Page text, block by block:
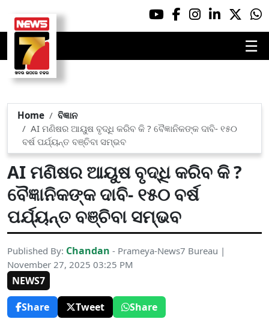
☰
Home
ବିଜ୍ଞାନ
AI ମଣିଷର ଆୟୁଷ ବୃଦ୍ଧି କରିବ କି ? ବୈଜ୍ଞାନିକଙ୍କ ଦାବି- ୧୫୦
ବର୍ଷ ପର୍ଯ୍ୟନ୍ତ ବଞ୍ଚିବା ସମ୍ଭବ
AI ମଣିଷର ଆୟୁଷ ବୃଦ୍ଧି କରିବ କି ?
ବୈଜ୍ଞାନିକଙ୍କ ଦାବି- ୧୫୦ ବର୍ଷ
ପର୍ଯ୍ୟନ୍ତ ବଞ୍ଚିବା ସମ୍ଭବ
Published By: Chandan - Prameya-News7 Bureau |
November 27, 2025 03:25 PM
NEWS7
Share
Tweet Share